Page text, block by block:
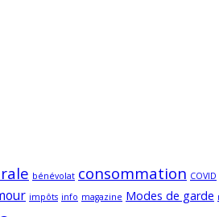
bénévolat consommation COVID
impôts info magazine Modes de garde